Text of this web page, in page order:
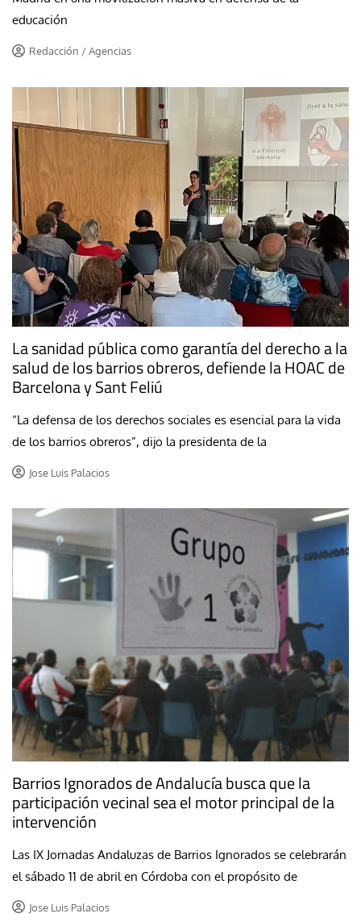
educación
Redacción / Agencias
La sanidad pública como garantía del derecho a la
salud de los barrios obreros, defiende la HOAC de
Barcelona y Sant Feliú
“La defensa de los derechos sociales es esencial para la vida
de los barrios obreros”, dijo la presidenta de la
Jose Luis Palacios
Barrios Ignorados de Andalucía busca que la
participación vecinal sea el motor principal de la
intervención
Las IX Jornadas Andaluzas de Barrios Ignorados se celebrarán
el sábado 11 de abril en Córdoba con el propósito de
Jose Luis Palacios